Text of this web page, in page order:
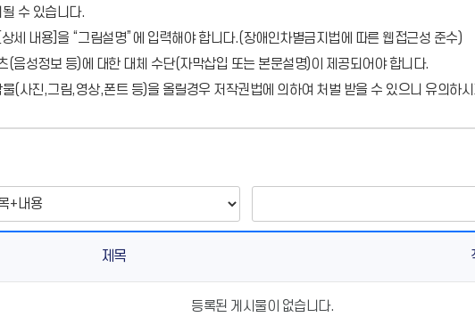
수 있습니다.
세 내용]을 “그림설명”에 입력해야 합니다.(장애인차별금지법에 따른 웹접근성 준수)
(음성정보 등)에 대한 대체 수단(자막삽입 또는 본문설명)이 제공되어야 합니다.
(사진,그림,영상,폰트 등)을 올릴경우 저작권법에 의하여 처벌 받을 수 있으니 유의하
제목
등록된 게시물이 없습니다.